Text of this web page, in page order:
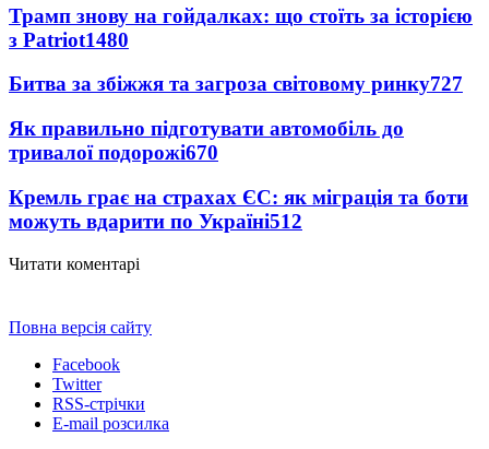
Трамп знову на гойдалках: що стоїть за історією
з Patriot1480
Битва за збіжжя та загроза світовому ринку727
Як правильно підготувати автомобіль до
тривалої подорожі670
Кремль грає на страхах ЄС: як міграція та боти
можуть вдарити по Україні512
Читати коментарі
Повна версія сайту
Facebook
Twitter
RSS-стрічки
E-mail розсилка